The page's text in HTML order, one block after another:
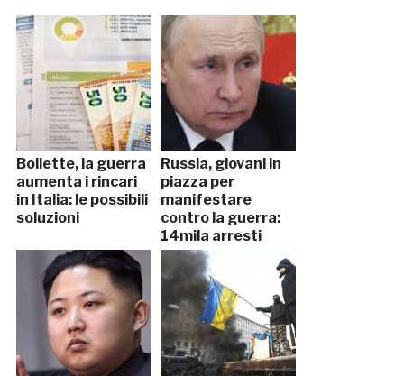
Bollette, la guerra
aumenta i rincari
in Italia: le possibili
soluzioni
Russia, giovani in
piazza per
manifestare
contro la guerra:
14mila arresti